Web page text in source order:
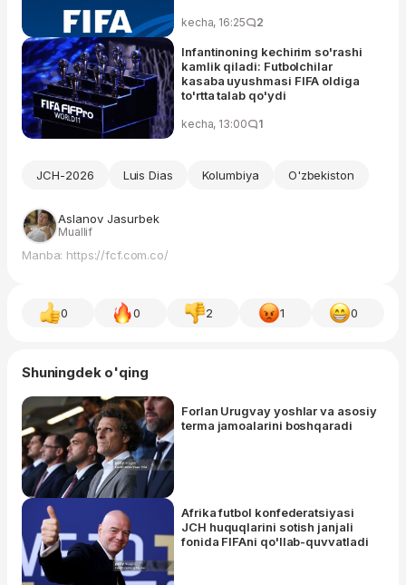
kecha, 16:25 2
Infantinoning kechirim so'rashi
kamlik qiladi: Futbolchilar
kasaba uyushmasi FIFA oldiga
to'rtta talab qo'ydi
kecha, 13:00 1
JCH-2026 Luis Dias Kolumbiya O'zbekiston
Aslanov Jasurbek
Muallif
Manba: https://fcf.com.co/
0 0 2 1 0
Shuningdek o'qing
Forlan Urugvay yoshlar va asosiy
terma jamoalarini boshqaradi
Afrika futbol konfederatsiyasi
JCH huquqlarini sotish janjali
fonida FIFAni qo'llab-quvvatladi